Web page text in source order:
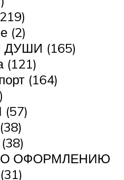
(2)
(165)
(121)
(164)
ОФОРМЛЕНИЮ